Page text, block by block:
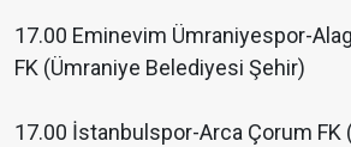
17.00 Eminevim Ümraniyespor-
FK (Ümraniye Belediyesi Şehir)
17.00 İstanbulspor-Arca Çorum